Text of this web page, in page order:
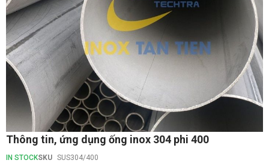
Skip
the
Thông tin, ứng dụng ống inox 304 phi 400
IN STOCKSKU SUS304/400